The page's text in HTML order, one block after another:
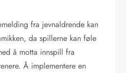
fra jevnaldrende kan
da spillerne kan føle
å motta innspill fra
Å implementere en